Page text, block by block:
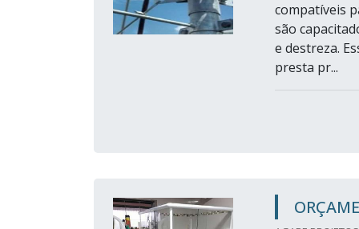
compatíveis
são
e destreza.
presta pr...